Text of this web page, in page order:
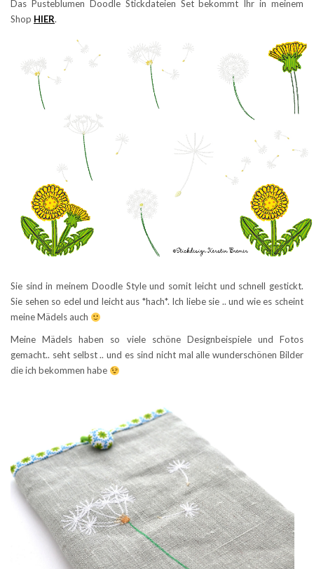
Das Pusteblumen Doodle Stickdateien Set bekommt Ihr in meinem
Shop HIER.
Sie sind in meinem Doodle Style und somit leicht und schnell gestickt.
Sie sehen so edel und leicht aus *hach*. Ich liebe sie .. und wie es scheint
meine Mädels auch
Meine Mädels haben so viele schöne Designbeispiele und Fotos
gemacht.. seht selbst .. und es sind nicht mal alle wunderschönen Bilder
die ich bekommen habe